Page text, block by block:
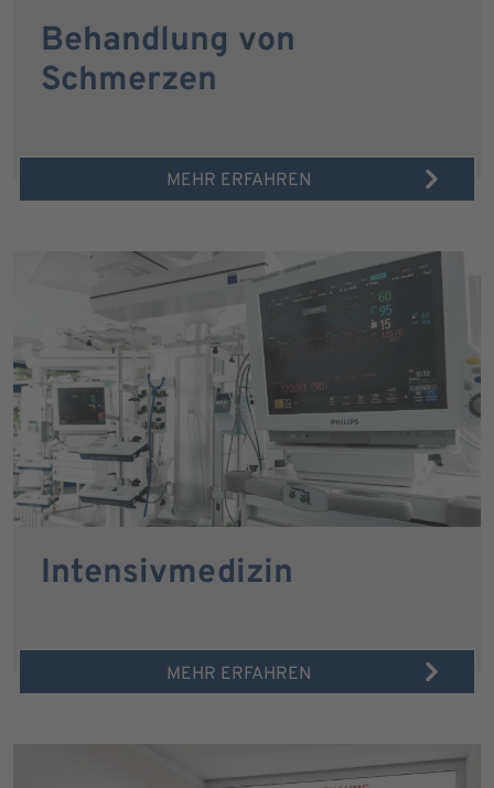
Behandlung von
Schmerzen
MEHR ERFAHREN
Intensivmedizin
MEHR ERFAHREN